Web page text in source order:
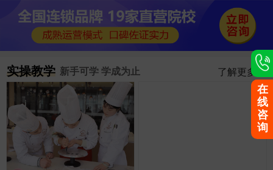
实操教学 新手可学 学成为止 了解更多
在
线
咨
询